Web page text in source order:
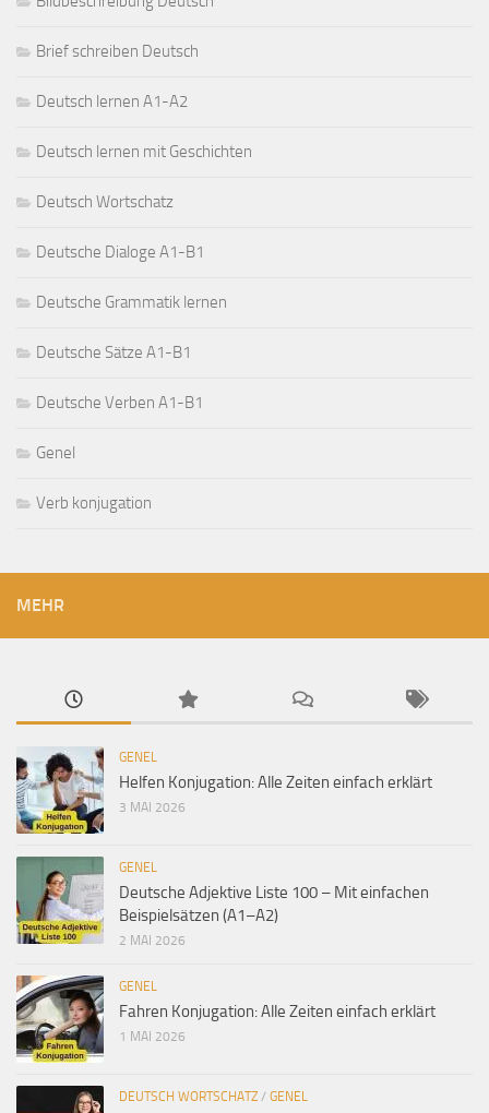
Brief schreiben Deutsch
Deutsch lernen A1-A2
Deutsch lernen mit Geschichten
Deutsch Wortschatz
Deutsche Dialoge A1-B1
Deutsche Grammatik lernen
Deutsche Sätze A1-B1
Deutsche Verben A1-B1
Genel
Verb konjugation
MEHR
GENEL
Helfen Konjugation: Alle Zeiten einfach erklärt
3 MAI 2026
GENEL
Deutsche Adjektive Liste 100 – Mit einfachen
Beispielsätzen (A1–A2)
2 MAI 2026
GENEL
Fahren Konjugation: Alle Zeiten einfach erklärt
1 MAI 2026
DEUTSCH WORTSCHATZ / GENEL